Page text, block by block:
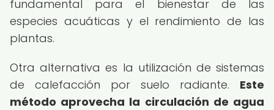
fundamental para el bienestar de las
especies acuáticas y el rendimiento de las
plantas.
Otra alternativa es la utilización de sistemas
de calefacción por suelo radiante. Este
método aprovecha la circulación de agua